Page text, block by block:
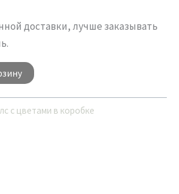
доставки, лучше заказывать
с цветами в коробке